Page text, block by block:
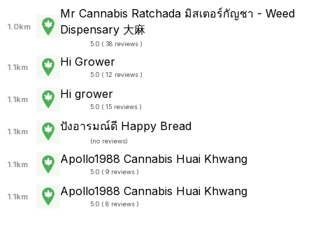
1.0km
Mr Cannabis Ratchada มิสเตอร์กัญชา - Weed
Dispensary 大麻
5.0 ( 38 reviews )
1.1km Hi Grower
5.0 ( 12 reviews )
1.1km Hi grower
5.0 ( 15 reviews )
1.1km ปังอารมณ์ดี Happy Bread
(no reviews)
1.1km Apollo1988 Cannabis Huai Khwang
5.0 ( 9 reviews )
1.1km Apollo1988 Cannabis Huai Khwang
5.0 ( 8 reviews )